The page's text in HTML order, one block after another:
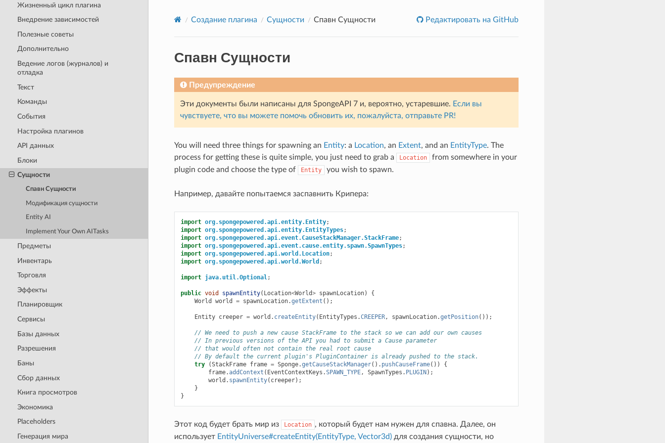
Жизненный цикл плагина
Внедрение зависимостей
Полезные советы
Дополнительно
Ведение логов (журналов) и
отладка
Текст
Команды
События
Настройка плагинов
API данных
Блоки
Сущности
Спавн Сущности
Модификация сущности
Entity AI
Implement Your Own AITasks
Предметы
Инвентарь
Торговля
Эффекты
Планировщик
Сервисы
Базы данных
Разрешения
Баны
Сбор данных
Книга просмотров
Экономика
Placeholders
Генерация мира
Создание плагина Сущности Спавн Сущности Редактировать на GitHub
Спавн Сущности
Предупреждение
Эти документы были написаны для SpongeAPI 7 и, вероятно, устаревшие. Если вы
чувствуете, что вы можете помочь обновить их, пожалуйста, отправьте PR!
You will need three things for spawning an Entity: a Location, an Extent, and an EntityType. The
process for getting these is quite simple, you just need to grab a
Location
from somewhere in your
plugin code and choose the type of
Entity you wish to spawn.
Например, давайте попытаемся заспавнить Крипера:
import org.spongepowered.api.entity.Entity;
import org.spongepowered.api.entity.EntityTypes;
import org.spongepowered.api.event.CauseStackManager.StackFrame;
import org.spongepowered.api.event.cause.entity.spawn.SpawnTypes;
import org.spongepowered.api.world.Location;
import org.spongepowered.api.world.World ;
import java.util.Optional;
public void spawnEntity( Location<World> spawnLocation)
{
World
world = spawnLocation.getExtent ();
Entity creeper = world . createEntity( EntityTypes .CREEPER, spawnLocation.getPosition());
// We need to push a new cause StackFrame to the stack so we can add our own causes
// In previous versions of the API you had to submit a Cause parameter
// that would often not contain the real root cause
// By default the current plugin's PluginContainer is already pushed to the stack.
try
(StackFrame frame = Sponge.getCauseStackManager(). pushCauseFrame())
{
frame.addContext ( EventContextKeys .SPAWN_TYPE, SpawnTypes . PLUGIN);
world . spawnEntity( creeper);
}
}
Этот код будет брать мир из Location , который будет нам нужен для спавна. Далее, он
использует EntityUniverse#createEntity(EntityType, Vector3d)для создания сущности, но